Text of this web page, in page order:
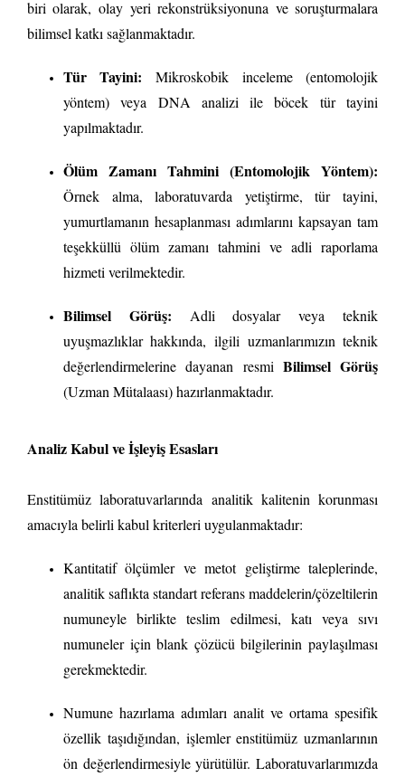
biri olarak, olay yeri rekonstrüksiyonuna ve soruşturmalara
bilimsel katkı sağlanmaktadır.
Tür Tayini: Mikroskobik inceleme (entomolojik
yöntem) veya DNA analizi ile böcek tür tayini
yapılmaktadır.
Ölüm Zamanı Tahmini (Entomolojik Yöntem):
Örnek alma, laboratuvarda yetiştirme, tür tayini,
yumurtlamanın hesaplanması adımlarını kapsayan tam
teşekküllü ölüm zamanı tahmini ve adli raporlama
hizmeti verilmektedir.
Bilimsel Görüş: Adli dosyalar veya teknik
uyuşmazlıklar hakkında, ilgili uzmanlarımızın teknik
değerlendirmelerine dayanan resmi Bilimsel Görüş
(Uzman Mütalaası) hazırlanmaktadır.
Analiz Kabul ve İşleyiş Esasları
Enstitümüz laboratuvarlarında analitik kalitenin korunması
amacıyla belirli kabul kriterleri uygulanmaktadır:
Kantitatif ölçümler ve metot geliştirme taleplerinde,
analitik saflıkta standart referans maddelerin/çözeltilerin
numuneyle birlikte teslim edilmesi, katı veya sıvı
numuneler için blank çözücü bilgilerinin paylaşılması
gerekmektedir.
Numune hazırlama adımları analit ve ortama spesifik
özellik taşıdığından, işlemler enstitümüz uzmanlarının
ön değerlendirmesiyle yürütülür. Laboratuvarlarımızda